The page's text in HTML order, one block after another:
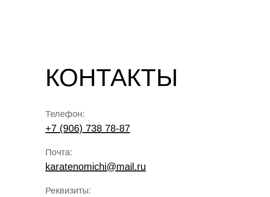
КОНТАКТЫ
Телефон:
+7 (906) 738 78-87
Почта:
karatenomichi@mail.ru
Реквизиты: